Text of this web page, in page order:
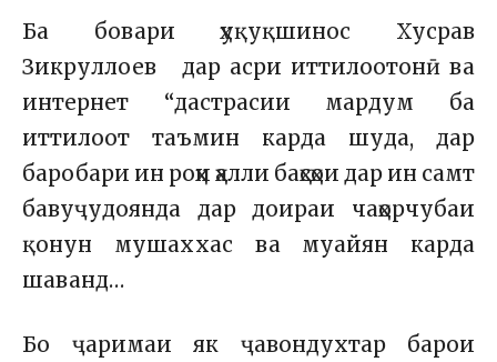
Ба бовари ҳуқуқшинос Хусрав
Зикруллоев дар асри иттилоотонӣ ва
интернет “дастрасии мардум ба
иттилоот таъмин карда шуда, дар
баробари ин роҳи ҳалли баҳсҳои дар ин самт
бавуҷудоянда дар доираи чаҳорчубаи
қонун мушаххас ва муайян карда
шаванд…
Бо ҷаримаи як ҷавондухтар барои